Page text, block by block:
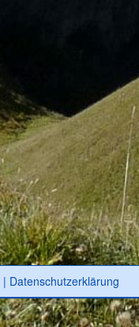
| Datenschutzerklärung